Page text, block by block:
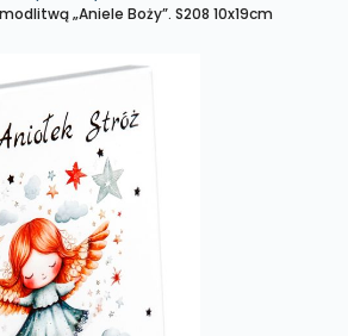
„Aniele Boży”. S208 10x19cm